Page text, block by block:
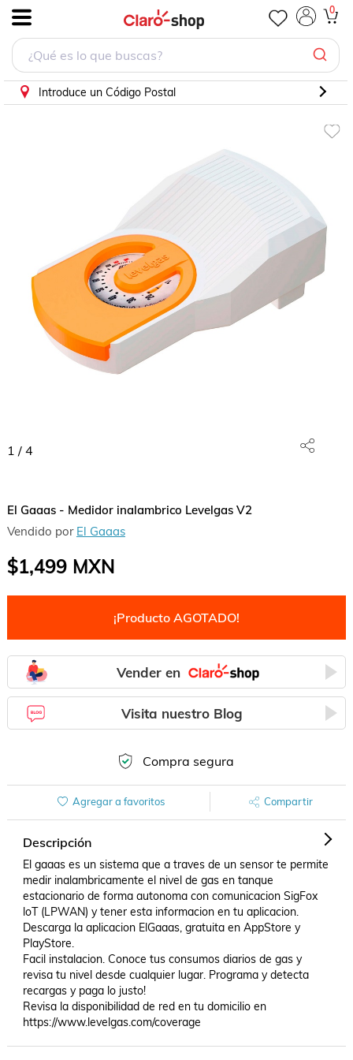
0
Introduce un Código Postal
1 / 4
El Gaaas - Medidor inalambrico Levelgas V2
Vendido por El Gaaas
$1,499MXN
¡Producto AGOTADO!
Vender en
Visita nuestro Blog
Compra segura
Agregar a favoritos Compartir
Descripción
El gaaas es un sistema que a traves de un sensor te permite
medir inalambricamente el nivel de gas en tanque
estacionario de forma autonoma con comunicacion SigFox
loT (LPWAN) y tener esta informacion en tu aplicacion.
Descarga la aplicacion ElGaaas, gratuita en AppStore y
PlayStore.
Facil instalacion. Conoce tus consumos diarios de gas y
revisa tu nivel desde cualquier lugar. Programa y detecta
recargas y paga lo justo!
Revisa la disponibilidad de red en tu domicilio en
https://www.levelgas.com/coverage